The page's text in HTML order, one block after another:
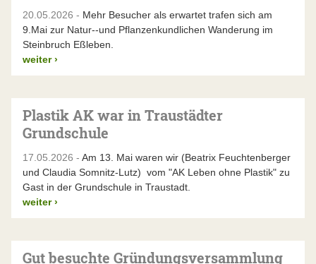
20.05.2026 - Mehr Besucher als erwartet trafen sich am
9.Mai zur Natur--und Pflanzenkundlichen Wanderung im
Steinbruch Eßleben.
weiter ›
Plastik AK war in Traustädter
Grundschule
17.05.2026 - Am 13. Mai waren wir (Beatrix Feuchtenberger
und Claudia Somnitz-Lutz) vom "AK Leben ohne Plastik" zu
Gast in der Grundschule in Traustadt.
weiter ›
Gut besuchte Gründungsversammlung